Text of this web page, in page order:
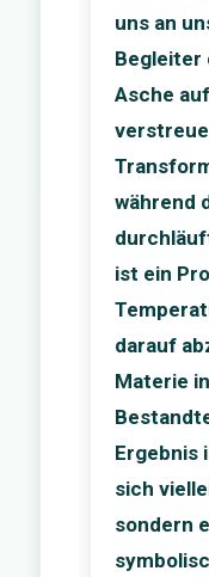
uns an
Begleiter
Asche
während
ist ein
darauf
Materie
Ergebnis
sich
sondern